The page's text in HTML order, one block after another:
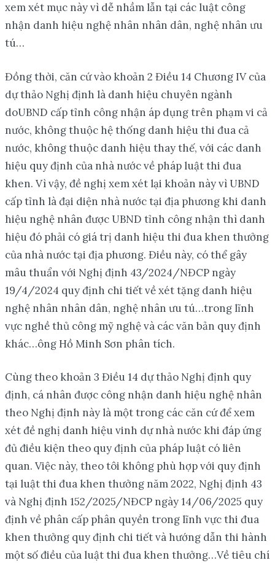
xem xét mục này vì dễ nhầm lẫn tại các luật công
nhận danh hiệu nghệ nhân nhân dân, nghệ nhân ưu
tú…
Đồng thời, căn cứ vào khoản 2 Điều 14 Chương IV của
dự thảo Nghị định là danh hiệu chuyên ngành
doUBND cấp tỉnh công nhận áp dụng trên phạm vi cả
nước, không thuộc hệ thống danh hiệu thi đua cả
nước, không thuộc danh hiệu thay thế, với các danh
hiệu quy định của nhà nước về pháp luật thi đua
khen. Vì vậy, đề nghị xem xét lại khoản này vì UBND
cấp tỉnh là đại diện nhà nước tại địa phương khi danh
hiệu nghệ nhân được UBND tỉnh công nhận thì danh
hiệu đó phải có giá trị danh hiệu thi đua khen thưởng
của nhà nước tại địa phương. Điều này, có thể gây
mâu thuẩn với Nghị định 43/2024/NĐCP ngày
19/4/2024 quy định chi tiết về xét tặng danh hiệu
nghệ nhân nhân dân, nghệ nhân ưu tú…trong lĩnh
vực nghề thủ công mỹ nghệ và các văn bản quy định
khác…ông Hồ Minh Sơn phân tích.
Cùng theo khoản 3 Điều 14 dự thảo Nghị định quy
định, cá nhân được công nhận danh hiệu nghệ nhân
theo Nghị định này là một trong các căn cứ để xem
xét đề nghị danh hiệu vinh dự nhà nước khi đáp ứng
đủ điều kiện theo quy định của pháp luật có liên
quan. Việc này, theo tôi không phù hợp với quy định
tại luật thi đua khen thưởng năm 2022, Nghị định 43
và Nghị định 152/2025/NĐCP ngày 14/06/2025 quy
định về phân cấp phân quyền trong lĩnh vực thi đua
khen thưởng quy định chi tiết và hướng dẫn thi hành
một số điều của luật thi đua khen thưởng…Về tiêu chí